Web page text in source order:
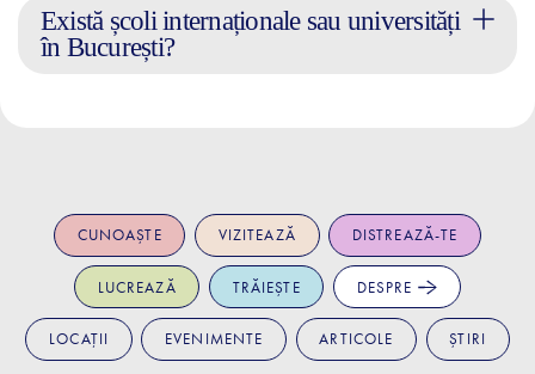
Există școli internaționale sau universități
în București?
CUNOAȘTE VIZITEAZĂ DISTREAZĂ-TE
LUCREAZĂ TRĂIEȘTE DESPRE
LOCAȚII EVENIMENTE ARTICOLE ȘTIRI